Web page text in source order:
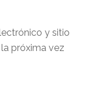
y sitio
próxima vez